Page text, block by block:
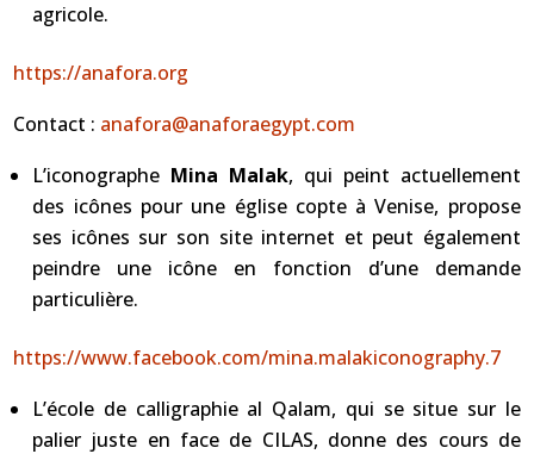
agricole.
https://anafora.org
Contact : anafora@anaforaegypt.com
L’iconographe Mina Malak, qui peint actuellement
des icônes pour une église copte à Venise, propose
ses icônes sur son site internet et peut également
peindre une icône en fonction d’une demande
particulière.
https://www.facebook.com/mina.malakiconography.7
L’école de calligraphie al Qalam, qui se situe sur le
palier juste en face de CILAS, donne des cours de